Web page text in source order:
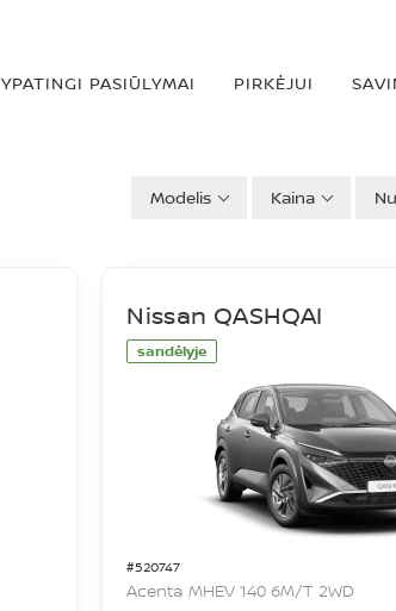
YPATINGI PASIŪLYMAI PIRKĖJUI
Modelis Kaina
sandėlyje
#520747
Nissan QASHQAI
Acenta MHEV 140 6M/T 2WD